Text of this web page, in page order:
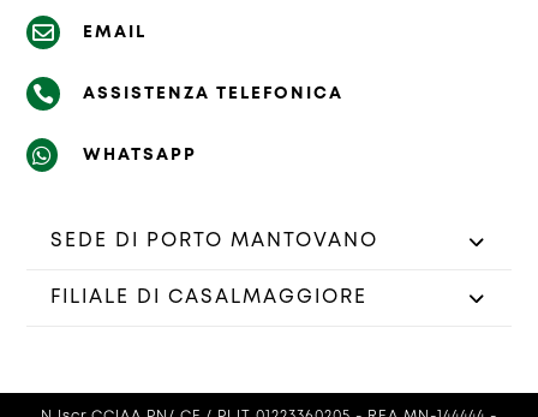
 EMAIL
 ASSISTENZA TELEFONICA
 WHATSAPP
SEDE DI PORTO MANTOVANO
FILIALE DI CASALMAGGIORE